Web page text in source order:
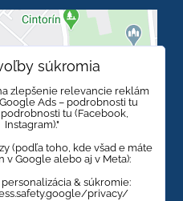
Externý obsah je
Voľbami
súkromia
si načítať externý
súkromia
zlepšenie relevancie reklám
Ads – podrobnosti tu
tu (Facebook,
Instagram)."
(podľa toho, kde všad e máte
v Google alebo aj v Meta):
& súkromie:
privacy/